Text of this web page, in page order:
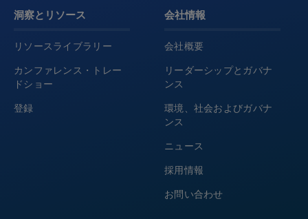
洞察とリソース
リソースライブラリー
カンファレンス・トレー
ドショー
登録
会社情報
会社概要
リーダーシップとガバナ
ンス
環境、社会およびガバナ
ンス
ニュース
採用情報
お問い合わせ